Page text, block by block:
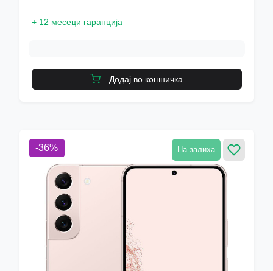
+ 12 месеци гаранција
Додај во кошничка
-36% На залиха